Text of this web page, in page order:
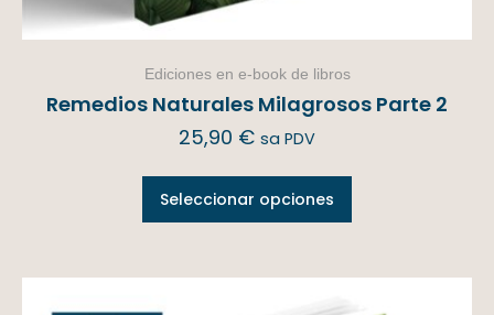
Ediciones en e-book de libros
Remedios Naturales Milagrosos Parte 2
25,90 € sa PDV
Seleccionar opciones